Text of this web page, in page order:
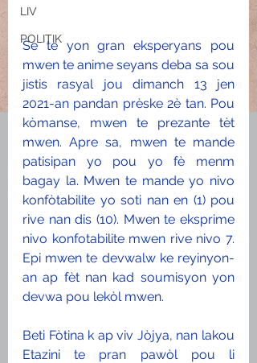
LIV
POLITIK
Se te yon gran eksperyans pou
mwen te anime seyans deba sa sou
jistis rasyal jou dimanch 13 jen
2021-an pandan prèske 2è tan. Pou
kòmanse, mwen te prezante tèt
mwen. Apre sa, mwen te mande
patisipan yo pou yo fè menm
bagay la. Mwen te mande yo nivo
konfòtabilite yo soti nan en (1) pou
rive nan dis (10). Mwen te eksprime
nivo konfotabilite mwen rive nivo 7.
Epi mwen te devwalw ke reyinyon-
an ap fèt nan kad soumisyon yon
devwa pou lekòl mwen.
Beti Fòtina k ap viv Jòjya, nan lakou
Etazini te pran pawòl pou li